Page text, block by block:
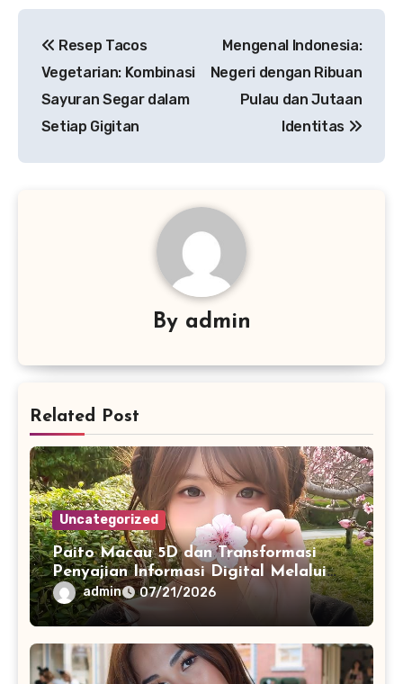
pos
Resep Tacos
Vegetarian: Kombinasi
Sayuran Segar dalam
Setiap Gigitan
Mengenal Indonesia:
Negeri dengan Ribuan
Pulau dan Jutaan
Identitas
By admin
Related Post
Uncategorized
Paito Macau 5D dan Transformasi
Penyajian Informasi Digital Melalui
Visualisasi Data Modern
admin 07/21/2026